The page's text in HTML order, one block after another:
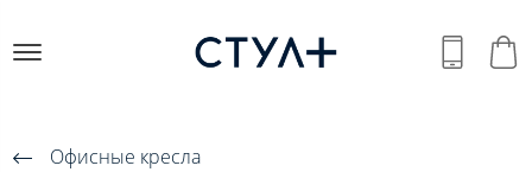
Офисные кресла